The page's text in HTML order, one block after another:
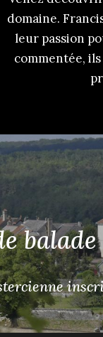
domaine.
leur passion
commentée,